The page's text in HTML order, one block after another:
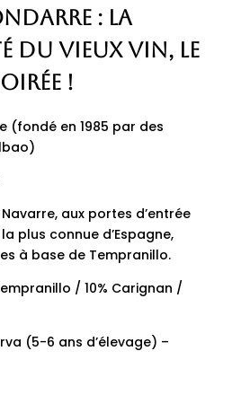
: La
du vieux vin, le
!
(fondé en 1985 par des
aux portes d’entrée
plus connue d’Espagne,
à base de Tempranillo.
/ 10% Carignan /
(5-6 ans d’élevage) –